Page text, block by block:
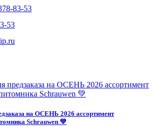
83-53
53
на ОСЕНЬ 2026 ассортимент
Schrauwen 💚